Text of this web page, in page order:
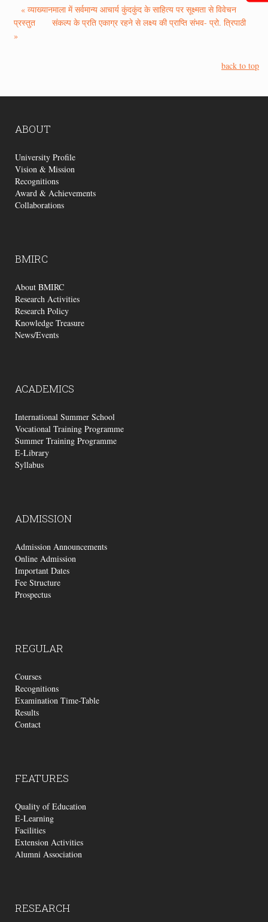
« व्याख्यानमाला में सर्वमान्य आचार्य कुंदकुंद के साहित्य पर सूक्ष्मता से विवेचन
प्रस्तुत
संकल्प के प्रति एकाग्र रहने से लक्ष्य की प्राप्ति संभव- प्रो. त्रिपाठी
»
back to top
ABOUT
University Profile
Vision & Mission
Recognitions
Award & Achievements
Collaborations
BMIRC
About BMIRC
Research Activities
Research Policy
Knowledge Treasure
News/Events
ACADEMICS
International Summer School
Vocational Training Programme
Summer Training Programme
E-Library
Syllabus
ADMISSION
Admission Announcements
Online Admission
Important Dates
Fee Structure
Prospectus
REGULAR
Courses
Recognitions
Examination Time-Table
Results
Contact
FEATURES
Quality of Education
E-Learning
Facilities
Extension Activities
Alumni Association
RESEARCH